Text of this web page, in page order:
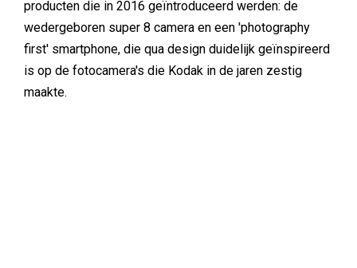
producten die in 2016 geïntroduceerd werden: de
wedergeboren super 8 camera en een 'photography
first' smartphone, die qua design duidelijk geïnspireerd
is op de fotocamera's die Kodak in de jaren zestig
maakte.